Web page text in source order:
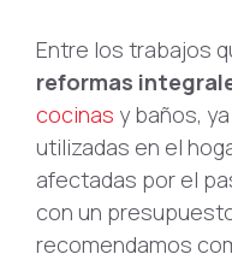
Entre los trabajos
reformas
cocinas y baños,
utilizadas en el
afectadas por el
con un
recomendamos